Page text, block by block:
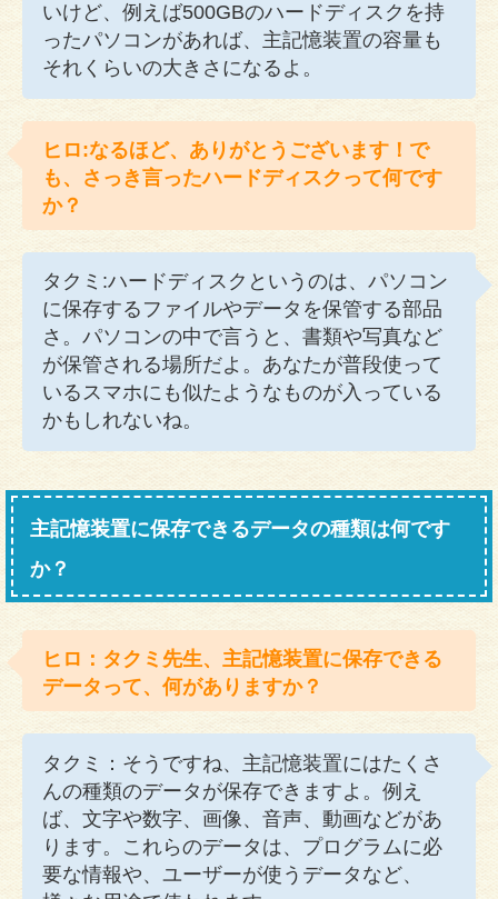
いけど、例えば500GBのハードディスクを持
ったパソコンがあれば、主記憶装置の容量も
それくらいの大きさになるよ。
ヒロ:なるほど、ありがとうございます！で
も、さっき言ったハードディスクって何です
か？
タクミ:ハードディスクというのは、パソコン
に保存するファイルやデータを保管する部品
さ。パソコンの中で言うと、書類や写真など
が保管される場所だよ。あなたが普段使って
いるスマホにも似たようなものが入っている
かもしれないね。
主記憶装置に保存できるデータの種類は何です
か？
ヒロ：タクミ先生、主記憶装置に保存できる
データって、何がありますか？
タクミ：そうですね、主記憶装置にはたくさ
んの種類のデータが保存できますよ。例え
ば、文字や数字、画像、音声、動画などがあ
ります。これらのデータは、プログラムに必
要な情報や、ユーザーが使うデータなど、